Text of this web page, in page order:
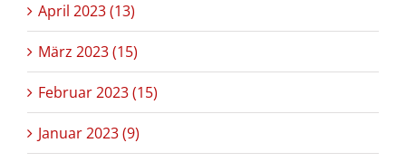
April 2023 (13)
März 2023 (15)
Februar 2023 (15)
Januar 2023 (9)